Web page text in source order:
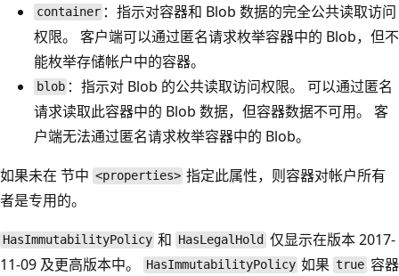
container ：指示对容器和 Blob 数据的完全公共读取访问
权限。 客户端可以通过匿名请求枚举容器中的 Blob，但不
能枚举存储帐户中的容器。
blob ：指示对 Blob 的公共读取访问权限。 可以通过匿名
请求读取此容器中的 Blob 数据，但容器数据不可用。 客
户端无法通过匿名请求枚举容器中的 Blob。
如果未在 节中 <properties> 指定此属性，则容器对帐户所有
者是专用的。
HasImmutabilityPolicy 和 HasLegalHold 仅显示在版本 2017-
11-09 及更高版本中。
HasImmutabilityPolicy 如果true容器